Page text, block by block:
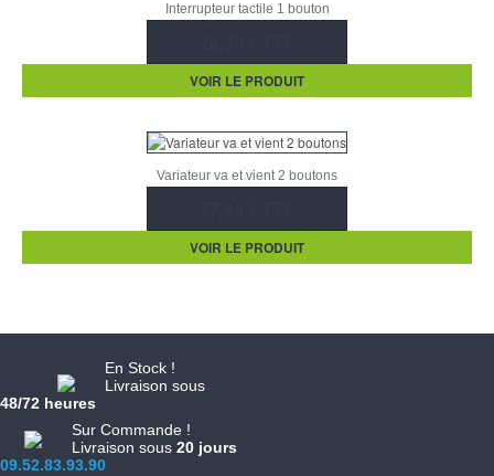
Interrupteur tactile 1 bouton
VOIR LE PRODUIT
Variateur va et vient 2 boutons
VOIR LE PRODUIT
En Stock !
Livraison sous
48/72 heures
Sur Commande !
Livraison sous 20 jours
09.52.83.93.90